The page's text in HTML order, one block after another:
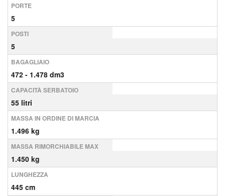
PORTE
5
POSTI
5
BAGAGLIAIO
472 - 1.478 dm3
CAPACITÀ SERBATOIO
55 litri
MASSA IN ORDINE DI MARCIA
1.496 kg
MASSA RIMORCHIABILE MAX
1.450 kg
LUNGHEZZA
445 cm